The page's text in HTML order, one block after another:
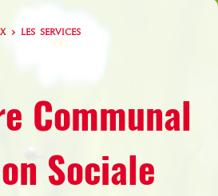
> LES SERVICES
Communal
Sociale